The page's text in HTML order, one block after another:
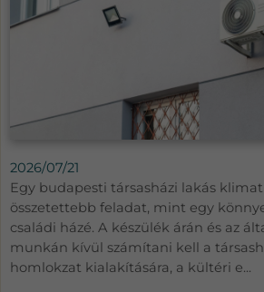
2026/07/21
Egy budapesti társasházi lakás
összetettebb feladat, mint egy
családi házé. A készülék árán és az
munkán kívül számítani kell a
homlokzat kialakítására, a kültéri e...